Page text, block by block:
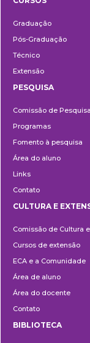
Graduação
Pós-Graduação
Técnico
Extensão
PESQUISA
Comissão de Pesquisa
Programas
Fomento à pesquisa
Área do aluno
Links
Contato
e
Extensão
CULTURA E
Comissão de Cultura
Cursos de extensão
ECA e a Comunidade
Área de aluno
Área do docente
Contato
BIBLIOTECA